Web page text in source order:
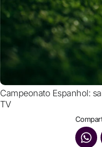
Campeonato Espanhol:
TV